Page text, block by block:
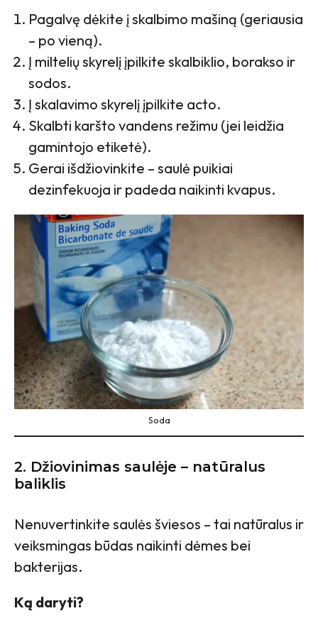
Pagalvę dėkite į skalbimo mašiną (geriausia
– po vieną).
Į miltelių skyrelį įpilkite skalbiklio, borakso ir
sodos.
Į skalavimo skyrelį įpilkite acto.
Skalbti karšto vandens režimu (jei leidžia
gamintojo etiketė).
Gerai išdžiovinkite – saulė puikiai
dezinfekuoja ir padeda naikinti kvapus.
Soda
2. Džiovinimas saulėje – natūralus
baliklis
Nenuvertinkite saulės šviesos – tai natūralus ir
veiksmingas būdas naikinti dėmes bei
bakterijas.
Ką daryti?